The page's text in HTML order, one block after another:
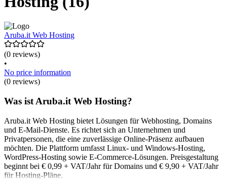
Aruba.it Web Hosting
(0 reviews)
•
No price information
(0 reviews)
Was ist Aruba.it Web Hosting?
Aruba.it Web Hosting bietet Lösungen für Webhosting, Domains
und E-Mail-Dienste. Es richtet sich an Unternehmen und
Privatpersonen, die eine zuverlässige Online-Präsenz aufbauen
möchten. Die Plattform umfasst Linux- und Windows-Hosting,
WordPress-Hosting sowie E-Commerce-Lösungen. Preisgestaltung
beginnt bei € 0,99 + VAT/Jahr für Domains und € 9,90 + VAT/Jahr
für Hosting-Pläne.